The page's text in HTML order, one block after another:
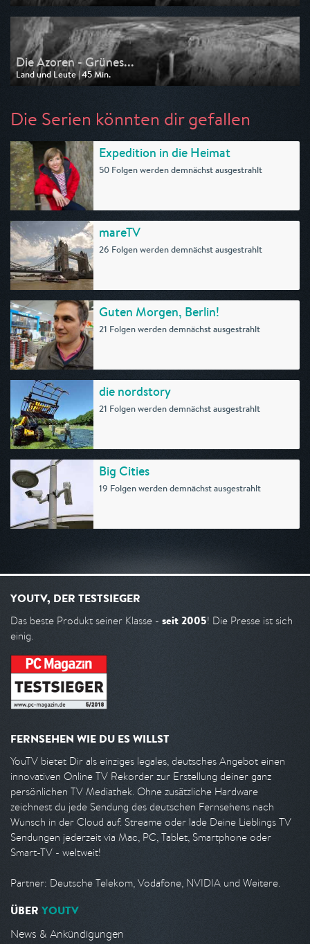
Ausgestrahlt von ARD alpha
am 06.04.2025, 09:45
Die Azoren - Grünes...
Land und Leute | 45 Min.
Ausgestrahlt von ARD alpha
Die Serien könnten dir gefallen
Expedition in die Heimat
50 Folgen werden demnächst ausgestrahlt
mareTV
26 Folgen werden demnächst ausgestrahlt
Guten Morgen, Berlin!
21 Folgen werden demnächst ausgestrahlt
die nordstory
21 Folgen werden demnächst ausgestrahlt
Big Cities
19 Folgen werden demnächst ausgestrahlt
YOUTV, DER TESTSIEGER
Das beste Produkt seiner Klasse - seit 2005! Die Presse ist sich
einig.
FERNSEHEN WIE DU ES WILLST
YouTV bietet Dir als einziges legales, deutsches Angebot einen
innovativen Online TV Rekorder zur Erstellung deiner ganz
persönlichen TV Mediathek. Ohne zusätzliche Hardware
zeichnest du jede Sendung des deutschen Fernsehens nach
Wunsch in der Cloud auf. Streame oder lade Deine Lieblings TV
Sendungen jederzeit via Mac, PC, Tablet, Smartphone oder
Smart-TV - weltweit!
Partner: Deutsche Telekom, Vodafone, NVIDIA und Weitere.
ÜBER YOUTV
News & Ankündigungen